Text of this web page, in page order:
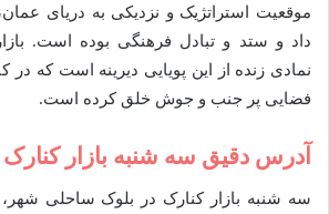
موقعیت استراتژیک و نزدیکی به دریای
داد و ستد و تبادل فرهنگی بوده است.
نمادی زنده از این پویایی دیرینه است که در
فضایی پر جنب و جوش خلق کرده است.
آدرس دقیق سه شنبه بازار کنارک
سه شنبه بازار کنارک در بلوک ساحلی شهر،